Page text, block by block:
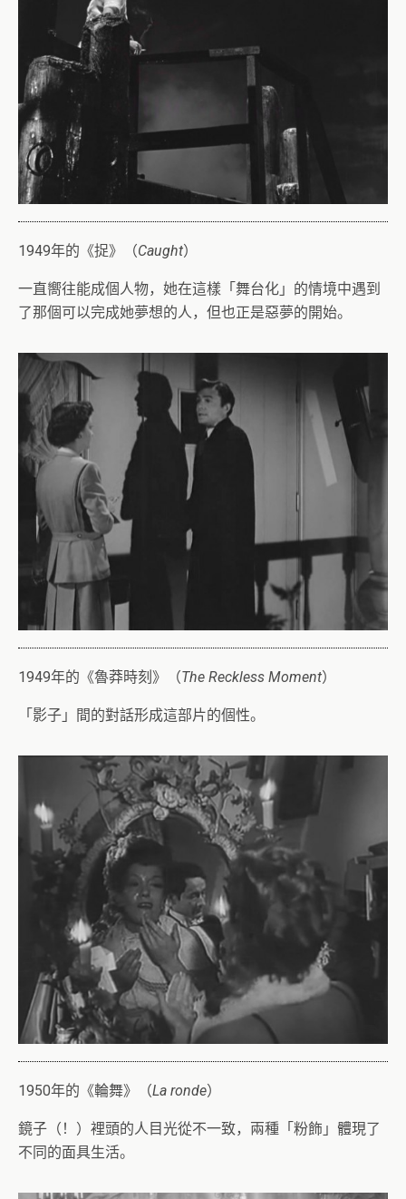
1949年的《捉》（Caught）
一直嚮往能成個人物，她在這樣「舞台化」的情境中遇到
了那個可以完成她夢想的人，但也正是惡夢的開始。
1949年的《魯莽時刻》（The Reckless Moment）
「影子」間的對話形成這部片的個性。
1950年的《輪舞》（La ronde）
鏡子（！）裡頭的人目光從不一致，兩種「粉飾」體現了
不同的面具生活。